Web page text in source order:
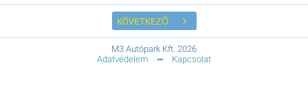
KÖVETKEZŐ
M3 Autópark Kft. 2026
Adatvédelem
Kapcsolat